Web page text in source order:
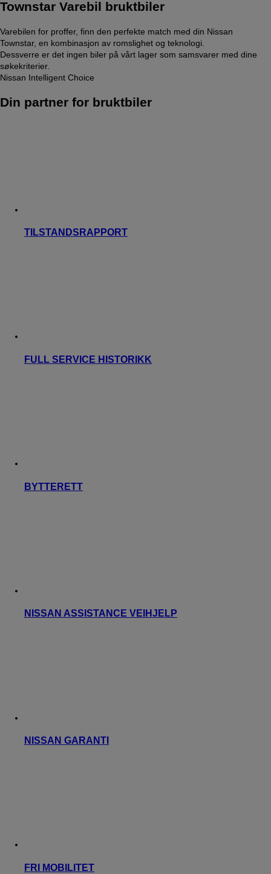
Townstar Varebil bruktbiler
Varebilen for proffer, finn den perfekte match med din Nissan
Townstar, en kombinasjon av romslighet og teknologi.
Dessverre er det ingen biler på vårt lager som samsvarer med dine
søkekriterier.
Nissan Intelligent Choice
Din partner for bruktbiler
TILSTANDSRAPPORT
FULL SERVICE HISTORIKK
BYTTERETT
NISSAN ASSISTANCE VEIHJELP
NISSAN GARANTI
FRI MOBILITET